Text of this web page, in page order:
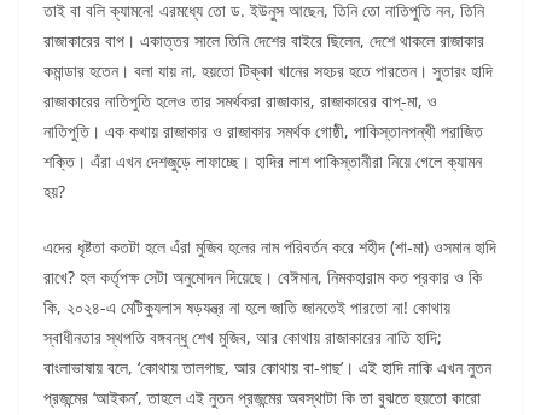
তাই বা বলি ক্যামনে! এরমধ্যে তো ড. ইউনুস আছেন, তিনি তো নাতিপুতি নন, তিনি
রাজাকারের বাপ। একাত্তর সালে তিনি দেশের বাইরে ছিলেন, দেশে থাকলে রাজাকার
কমান্ডার হতেন। বলা যায় না, হয়তো টিক্কা খানের সহচর হতে পারতেন। সুতারং হাদি
রাজাকারের নাতিপুতি হলেও তার সমর্থকরা রাজাকার, রাজাকারের বাপ্-মা, ও
নাতিপুতি। এক কথায় রাজাকার ও রাজাকার সমর্থক গোষ্ঠী, পাকিস্তানপন্থী পরাজিত
শক্তি। এঁরা এখন দেশজুড়ে লাফাচ্ছে। হাদির লাশ পাকিস্তানীরা নিয়ে গেলে ক্যামন
হয়?
এদের ধৃষ্টতা কতটা হলে এঁরা মুজিব হলের নাম পরিবর্তন করে শহীদ (শা-মা) ওসমান হাদি
রাখে? হল কর্তৃপক্ষ সেটা অনুমোদন দিয়েছে। বেঈমান, নিমকহারাম কত প্রকার ও কি
কি, ২০২৪-এ মেটিক্যুলাস ষড়যন্ত্র না হলে জাতি জানতেই পারতো না! কোথায়
স্বাধীনতার স্থপতি বঙ্গবন্ধু শেখ মুজিব, আর কোথায় রাজাকারের নাতি হাদি;
বাংলাভাষায় বলে, ‘কোথায় তালগাছ, আর কোথায় বা-গাছ’। এই হাদি নাকি এখন নুতন
প্রজন্মের ‘আইকন’, তাহলে এই নুতন প্রজন্মের অবস্থাটা কি তা বুঝতে হয়তো কারো